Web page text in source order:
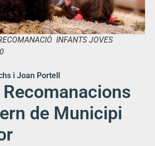
INFANTS JOVES
i Joan Portell
de Municipi